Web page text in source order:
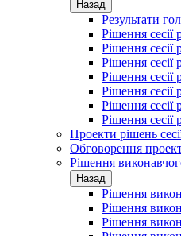
Назад
Результати
Рішення сесії
Рішення сесії
Рішення сесії
Рішення сесії
Рішення сесії
Рішення сесії
Рішення сесії
Проекти рішень
Обговорення
Рішення
Назад
Рішення
Рішення
Рішення